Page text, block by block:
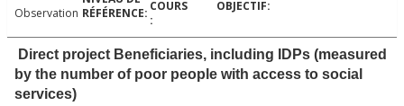
Observation
Direct project Beneficiaries, including IDPs (measured
by the number of poor people with access to social
services)